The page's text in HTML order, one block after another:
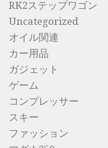
RK2ステップワゴン
Uncategorized
オイル関連
カー用品
ガジェット
ゲーム
コンプレッサー
スキー
ファッション